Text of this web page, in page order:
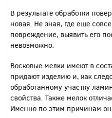
В результате обработки
новая. Не зная, где еще
повреждение, выявить его
невозможно.
Восковые мелки имеют в
придают изделию и, как
обработанному участку
свойства. Также мелок
Именно по этим причинам он